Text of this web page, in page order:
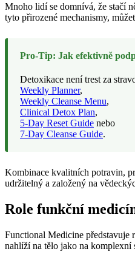
Mnoho lidí se domnívá, že stačí
tyto přirozené mechanismy,
Pro-Tip: Jak efektivně
Detoxikace není trest za
Weekly Planner,
Weekly Cleanse Menu,
Clinical Detox Plan,
5-Day Reset Guide nebo
7-Day Cleanse Guide.
Kombinace kvalitních potravin,
udržitelný a založený na
Role funkční
Functional Medicine představuje
nahlíží na tělo jako na